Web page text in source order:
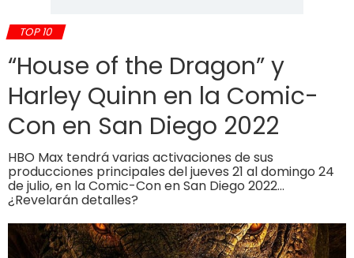
TOP 10
“House of the Dragon” y
Harley Quinn en la Comic-
Con en San Diego 2022
HBO Max tendrá varias activaciones de sus
producciones principales del jueves 21 al domingo 24
de julio, en la Comic-Con en San Diego 2022…
¿Revelarán detalles?